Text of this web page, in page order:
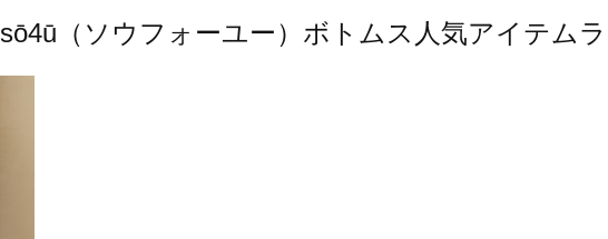
sō4ū（ソウフォーユー）ボトムス人気アイテム